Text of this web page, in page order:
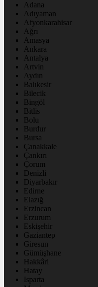
Adana
Adıyaman
Afyonkarahisar
Ağrı
Amasya
Ankara
Antalya
Artvin
Aydın
Balıkesir
Bilecik
Bingöl
Bitlis
Bolu
Burdur
Bursa
Çanakkale
Çankırı
Çorum
Denizli
Diyarbakır
Edirne
Elazığ
Erzincan
Erzurum
Eskişehir
Gaziantep
Giresun
Gümüşhane
Hakkâri
Hatay
Isparta